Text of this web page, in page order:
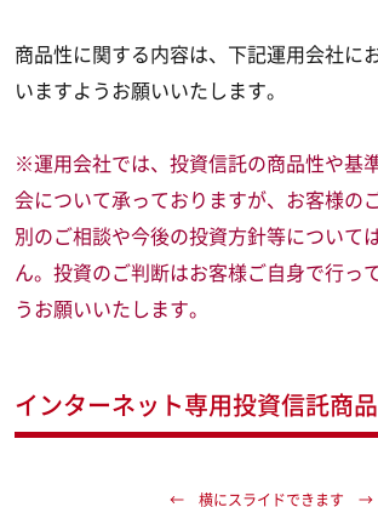
商品性に関する内容は、下記運用会社に
いますようお願いいたします。
※運用会社では、投資信託の商品性や基
会について承っておりますが、お客様の
別のご相談や今後の投資方針等について
ん。投資のご判断はお客様ご自身で行っ
うお願いいたします。
インターネット専用投資信託商